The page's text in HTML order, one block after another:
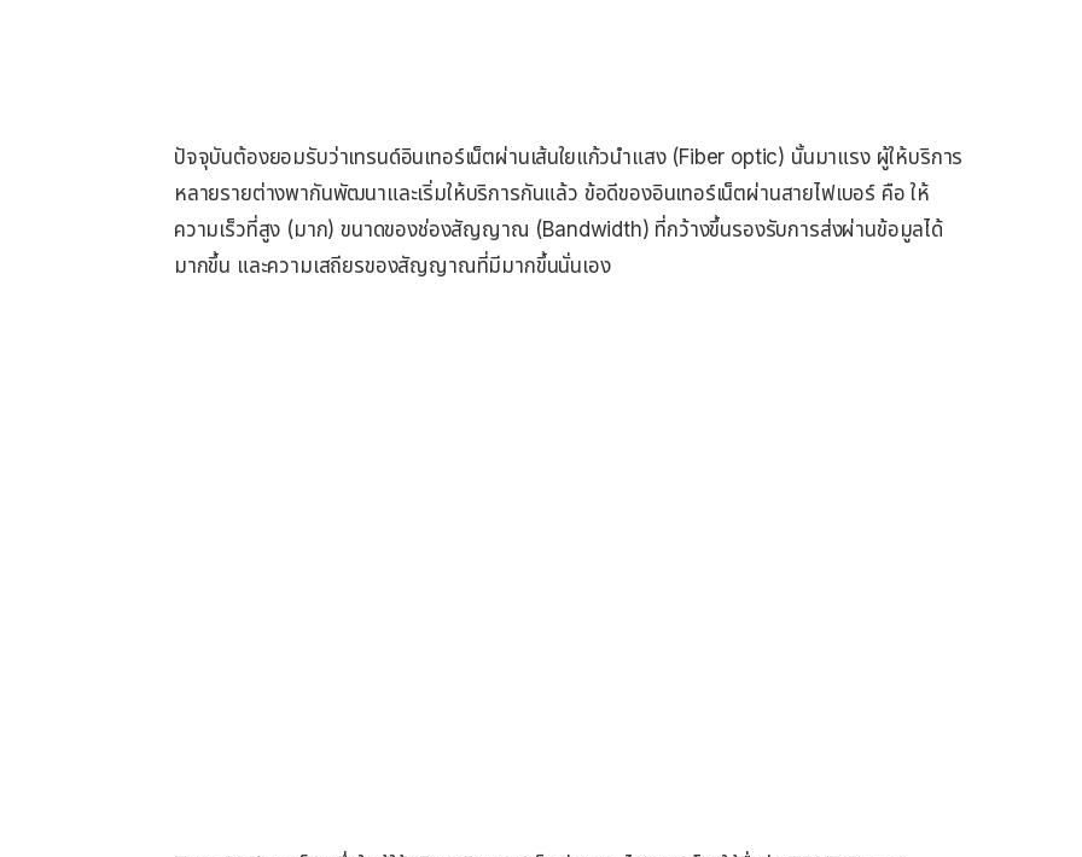
ปัจจุบันต้องยอมรับว่าเทรนด์อินเทอร์เน็ตผ่านเส้นใยแก้วนำแสง (Fiber optic) นั้นมาแรง ผู้ให้บริการ
หลายรายต่างพากันพัฒนาและเริ่มให้บริการกันแล้ว ข้อดีของอินเทอร์เน็ตผ่านสายไฟเบอร์ คือ ให้
ความเร็วที่สูง (มาก) ขนาดของช่องสัญญาณ (Bandwidth) ที่กว้างขึ้นรองรับการส่งผ่านข้อมูลได้
มากขึ้น และความเสถียรของสัญญาณที่มีมากขึ้นนั่นเอง